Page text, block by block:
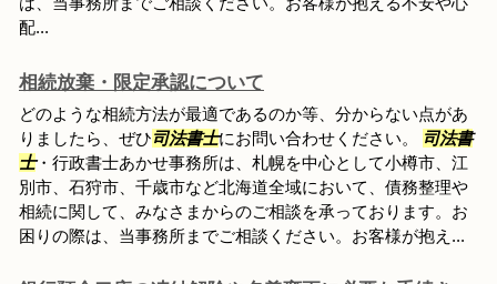
配...
相続放棄・限定承認について
どのような相続方法が最適であるのか等、分からない点があ
りましたら、ぜひ司法書士にお問い合わせください。
司法書
士・行政書士あかせ事務所は、札幌を中心として小樽市、江
別市、石狩市、千歳市など北海道全域において、債務整理や
相続に関して、みなさまからのご相談を承っております。お
困りの際は、当事務所までご相談ください。お客様が抱え...